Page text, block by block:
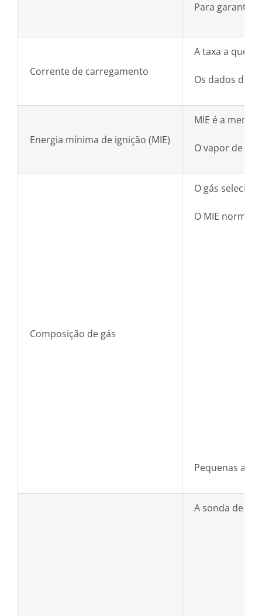
Para garantir
Corrente de carregamento
A taxa a que a
Os dados do
Energia mínima de ignição (MIE)
MIE é a
O vapor de
Composição de gás
O gás
O MIE
Pequenas
A sonda de